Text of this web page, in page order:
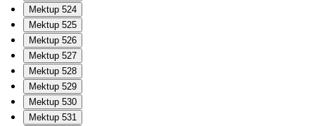
Mektup 524
Mektup 525
Mektup 526
Mektup 527
Mektup 528
Mektup 529
Mektup 530
Mektup 531